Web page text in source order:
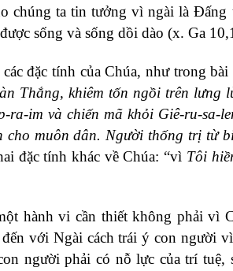
chúng ta tin tưởng vì ngài là
sống và sống dồi dào (x. Ga
đặc tính của Chúa, như trong bài
Thắng, khiêm tốn ngồi trên lưng
ra-im và chiến mã khỏi Giê-ru-sa-
cho muôn dân. Người thống trị từ
đặc tính khác về Chúa: “vì Tôi
hành vi cần thiết không phải vì
với Ngài cách trái ý con người
người phải có nỗ lực của trí tuệ,